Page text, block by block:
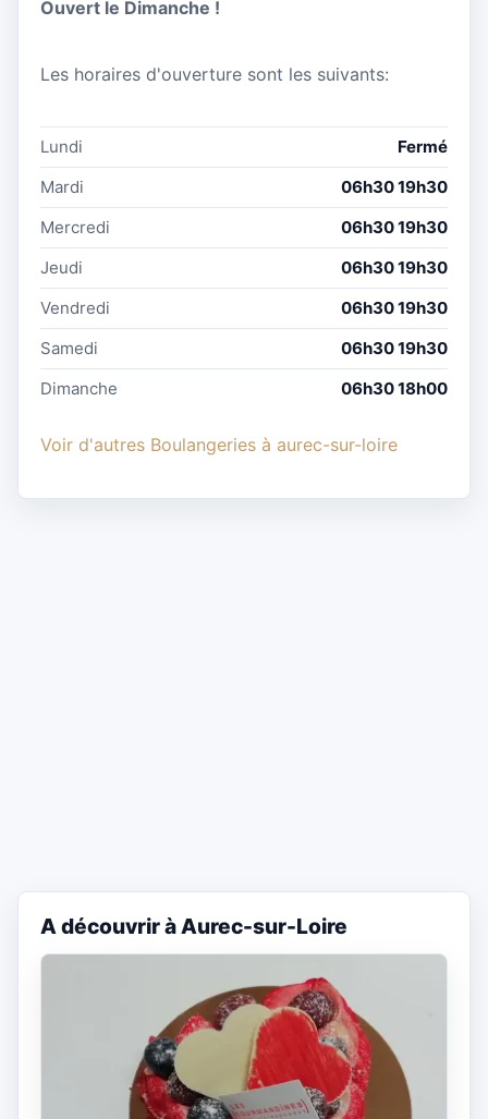
Ouvert le Dimanche !
Les horaires d'ouverture sont les suivants:
Lundi
Fermé
Mardi
06h30 19h30
Mercredi
06h30 19h30
Jeudi
06h30 19h30
Vendredi
06h30 19h30
Samedi
06h30 19h30
Dimanche
06h30 18h00
Voir d'autres Boulangeries à aurec-sur-loire
A découvrir à Aurec-sur-Loire